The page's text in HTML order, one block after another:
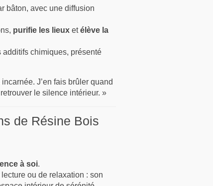
bâton, avec une diffusion
purifie les lieux etélève la
additifs chimiques, présenté
J’en fais brûler quand
le silence intérieur. »
de Résine Bois
à soi.
ou de relaxation : son